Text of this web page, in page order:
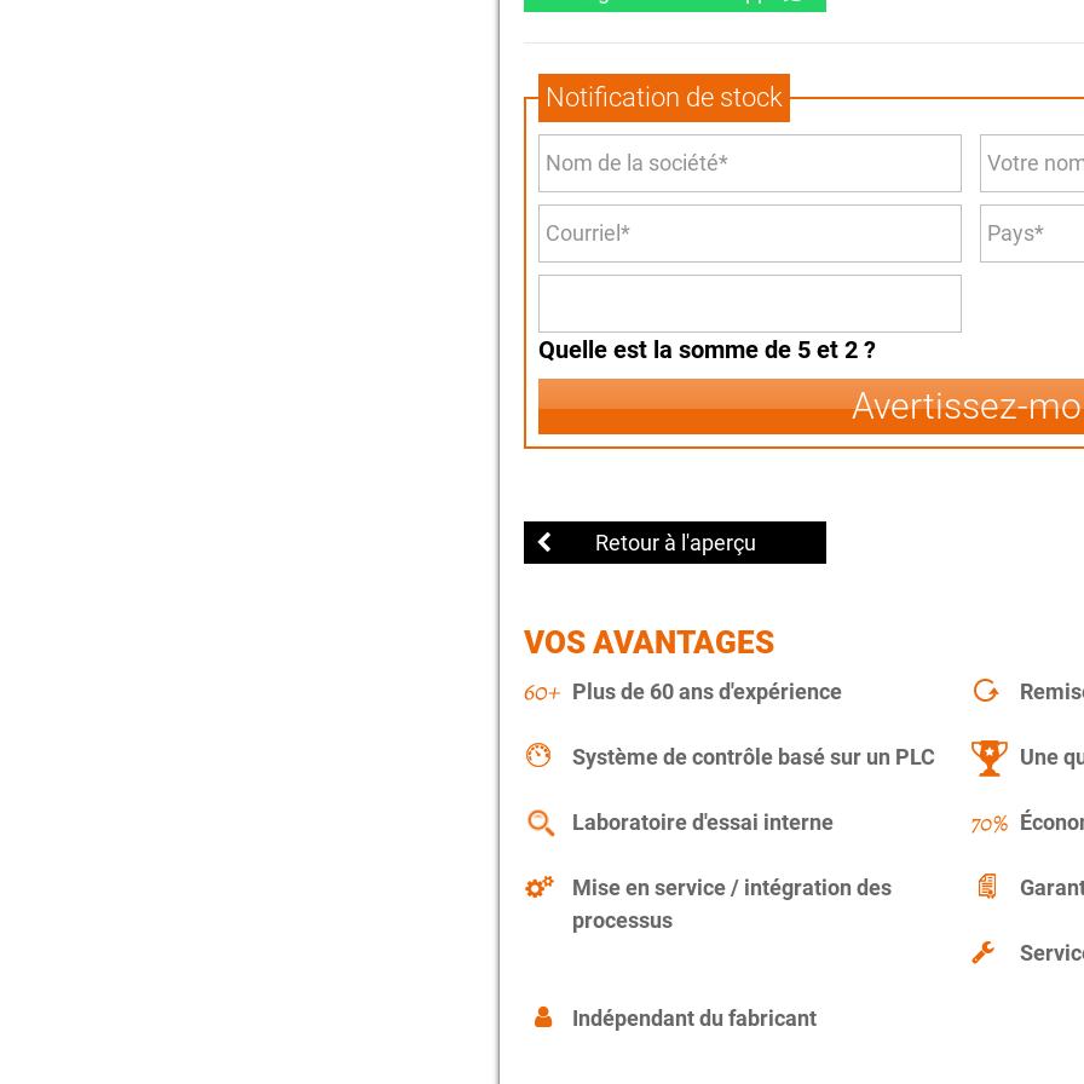
Notification de stock
Quelle est la somme de 5 et 2 ?
Avertissez-
Retour à l'aperçu
VOS AVANTAGES
Plus de 60 ans d'expérience
Système de contrôle basé sur un PLC Une
Laboratoire d'essai interne
Mise en service / intégration des
processus
Indépendant du fabricant